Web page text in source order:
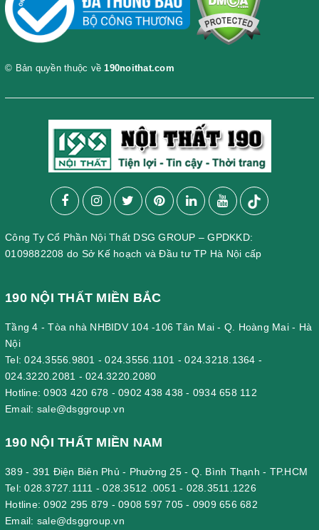
© Bản quyền thuộc về 190noithat.com
Công Ty Cổ Phần Nội Thất DSG GROUP – GPDKKD:
0109882208 do Sở Kế hoạch và Đầu tư TP Hà Nội cấp
190 NỘI THẤT MIỀN BẮC
Tầng 4 - Tòa nhà NHBIDV 104 -106 Tân Mai - Q. Hoàng Mai - Hà
Nội
Tel:024.3556.9801 -024.3556.1101 -024.3218.1364 -
024.3220.2081 - 024.3220.2080
Hotline:0903 420 678 - 0902 438 438 - 0934 658 112
Email: sale@dsggroup.vn
190 NỘI THẤT MIỀN NAM
389 - 391 Điện Biên Phủ - Phường 25 - Q. Bình Thạnh - TP.HCM
Tel:028.3727.1111 -028.3512 .0051 - 028.3511.1226
Hotline:0902 295 879 - 0908 597 705 - 0909 656 682
Email: sale@dsggroup.vn